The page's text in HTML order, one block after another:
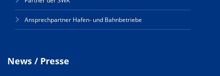
Ansprechpartner Hafen- und Bahnbetriebe
News / Presse